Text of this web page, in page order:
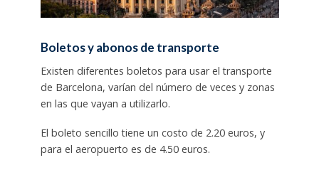
Boletos y abonos de transporte
Existen diferentes boletos para usar el transporte
de Barcelona, varían del número de veces y zonas
en las que vayan a utilizarlo.
El boleto sencillo tiene un costo de 2.20 euros, y
para el aeropuerto es de 4.50 euros.